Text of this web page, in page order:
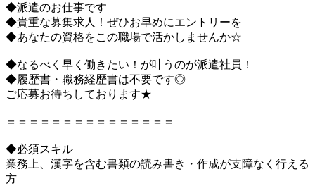
◆派遣のお仕事です
◆貴重な募集求人！ぜひお早めにエントリーを
◆あなたの資格をこの職場で活かしませんか☆
◆なるべく早く働きたい！が叶うのが派遣社員！
◆履歴書・職務経歴書は不要です◎
ご応募お待ちしております★
＝＝＝＝＝＝＝＝＝＝＝＝＝＝＝
◆必須スキル
業務上、漢字を含む書類の読み書き・作成が支障なく行える
方